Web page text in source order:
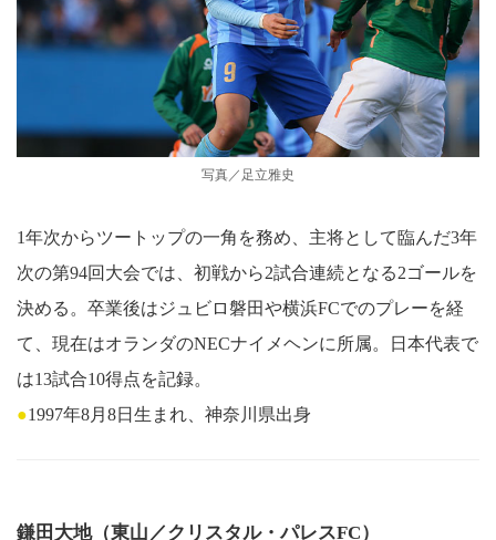
写真／足立雅史
1年次からツートップの一角を務め、主将として臨んだ3年
次の第94回大会では、初戦から2試合連続となる2ゴールを
決める。卒業後はジュビロ磐田や横浜FCでのプレーを経
て、現在はオランダのNECナイメヘンに所属。日本代表で
は13試合10得点を記録。
●1997年8月8日生まれ、神奈川県出身
鎌田大地（東山／クリスタル・パレスFC）